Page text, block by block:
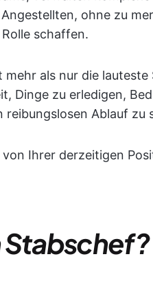
ohne zu
schaffen.
als nur die lauteste
Dinge zu erledigen,
reibungslosen Ablauf zu
Ihrer derzeitigen
Stabschef?